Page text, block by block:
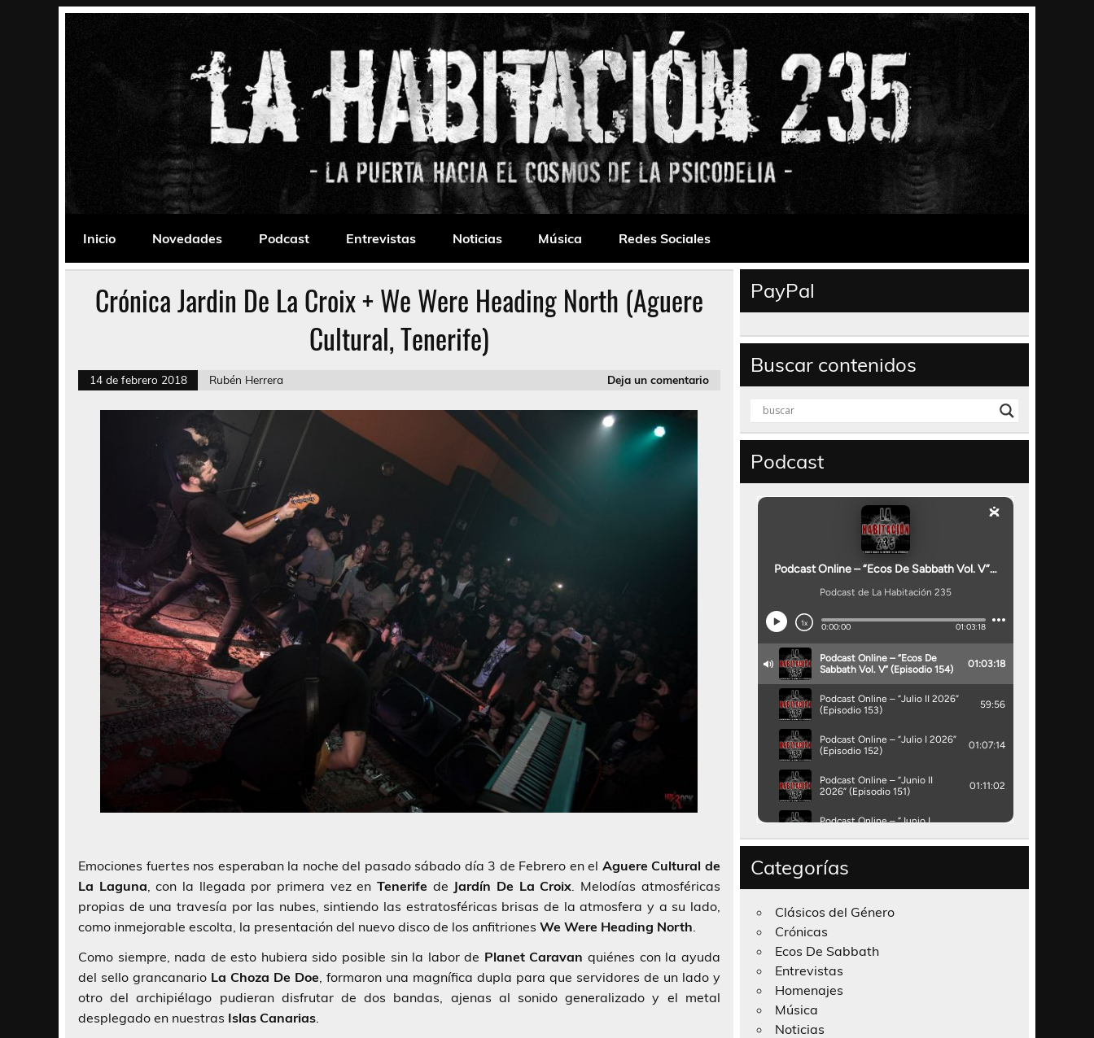
La Habitación 235
Inicio
Novedades Podcast Entrevistas Noticias Música Redes Sociales
Crónica Jardin De La Croix + We Were Heading North (Aguere
Cultural, Tenerife)
14 de febrero 2018 Rubén Herrera Deja un comentario
Emociones fuertes nos esperaban la noche del pasado sábado día 3 de Febrero en el Aguere Cultural de
La Laguna, con la llegada por primera vez enTenerife de Jardín De La Croix. Melodías atmosféricas
propias de una travesía por las nubes, sintiendo las estratosféricas brisas de la atmosfera y a su lado,
como inmejorable escolta, la presentación del nuevo disco de los anfitriones We Were Heading North.
Como siempre, nada de esto hubiera sido posible sin la labor de Planet Caravan quiénes con la ayuda
del sello grancanario La Choza De Doe, formaron una magnífica dupla para que servidores de un lado y
otro del archipiélago pudieran disfrutar de dos bandas, ajenas al sonido generalizado y el metal
desplegado en nuestras Islas Canarias.
PayPal
Buscar contenidos
Podcast
Categorías
Clásicos del Género
Crónicas
Ecos De Sabbath
Entrevistas
Homenajes
Música
Noticias